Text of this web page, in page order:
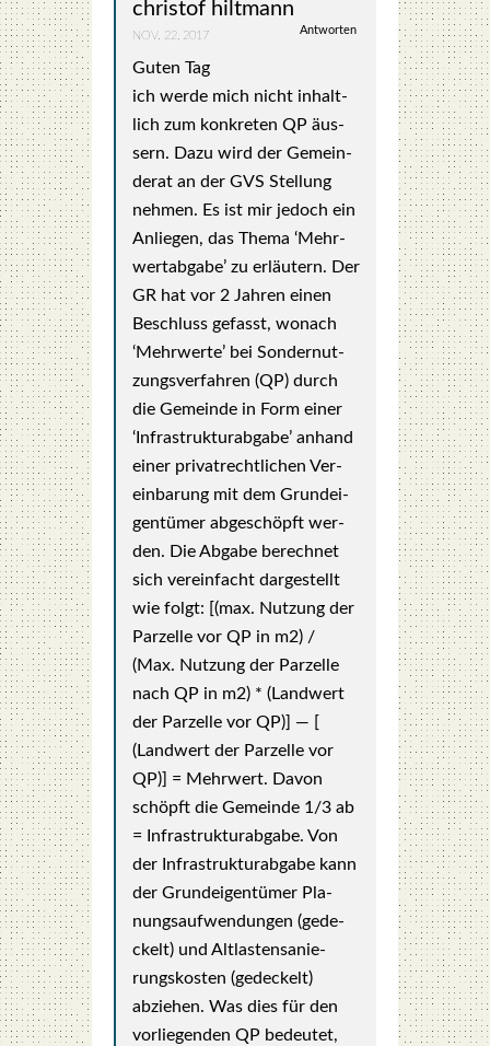
christof hiltmann
Antworten
NOV. 22, 2017
Guten Tag
ich wer­de mich nicht inhalt­
lich zum kon­kre­ten QP äus­
sern. Dazu wird der Gemein­
de­rat an der GVS Stel­lung
neh­men. Es ist mir jedoch ein
Anlie­gen, das The­ma ‘Mehr­
wert­ab­ga­be’ zu erläu­tern. Der
GR hat vor 2 Jah­ren einen
Beschluss gefasst, wonach
‘Mehr­wer­te’ bei Son­der­nut­
zungs­ver­fah­ren (QP) durch
die Gemein­de in Form einer
‘Infra­struk­tur­ab­ga­be’ anhand
einer pri­vat­recht­li­chen Ver­
ein­ba­rung mit dem Grund­ei­
gen­tü­mer abge­schöpft wer­
den. Die Abga­be berech­net
sich ver­ein­facht dar­ge­stellt
wie folgt: [(max. Nut­zung der
Par­zel­le vor QP in m2) /
(Max. Nut­zung der Par­zel­le
nach QP in m2) * (Land­wert
der Par­zel­le vor QP)] — [
(Land­wert der Par­zel­le vor
QP)] = Mehr­wert. Davon
schöpft die Gemein­de 1/3 ab
= Infra­struk­tur­ab­ga­be. Von
der Infra­struk­tur­ab­ga­be kann
der Grund­ei­gen­tü­mer Pla­
nungs­auf­wen­dun­gen (gede­
ckelt) und Alt­las­ten­sa­nie­
rungs­kos­ten (gede­ckelt)
abzie­hen. Was dies für den
vor­lie­gen­den QP bedeu­tet,